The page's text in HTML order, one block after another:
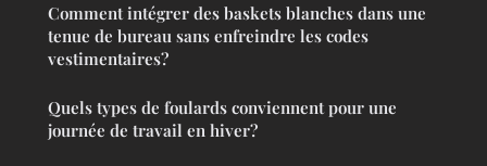
Comment intégrer des baskets blanches dans une
tenue de bureau sans enfreindre les codes
vestimentaires?
Quels types de foulards conviennent pour une
journée de travail en hiver?